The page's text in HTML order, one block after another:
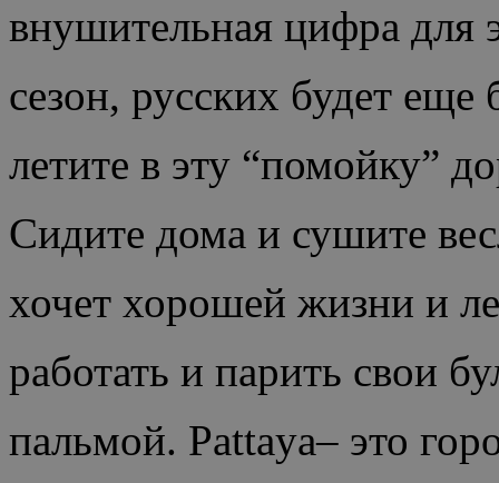
внушительная цифра для
сезон, русских будет
летите в эту “помойку”
Сидите дома и сушите
хочет хорошей жизни и
работать и парить свои
пальмой. Pattaya– это